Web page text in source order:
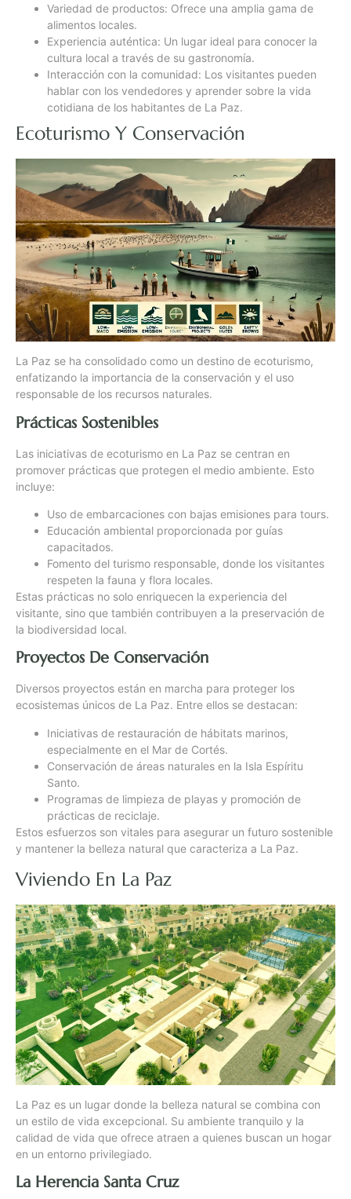
Variedad de productos: Ofrece una amplia gama de
alimentos locales.
Experiencia auténtica: Un lugar ideal para conocer la
cultura local a través de su gastronomía.
Interacción con la comunidad: Los visitantes pueden
hablar con los vendedores y aprender sobre la vida
cotidiana de los habitantes de La Paz.
Ecoturismo Y Conservación
La Paz se ha consolidado como un destino de ecoturismo,
enfatizando la importancia de la conservación y el uso
responsable de los recursos naturales.
Prácticas Sostenibles
Las iniciativas de ecoturismo en La Paz se centran en
promover prácticas que protegen el medio ambiente. Esto
incluye:
Uso de embarcaciones con bajas emisiones para tours.
Educación ambiental proporcionada por guías
capacitados.
Fomento del turismo responsable, donde los visitantes
respeten la fauna y flora locales.
Estas prácticas no solo enriquecen la experiencia del
visitante, sino que también contribuyen a la preservación de
la biodiversidad local.
Proyectos De Conservación
Diversos proyectos están en marcha para proteger los
ecosistemas únicos de La Paz. Entre ellos se destacan:
Iniciativas de restauración de hábitats marinos,
especialmente en el Mar de Cortés.
Conservación de áreas naturales en la Isla Espíritu
Santo.
Programas de limpieza de playas y promoción de
prácticas de reciclaje.
Estos esfuerzos son vitales para asegurar un futuro sostenible
y mantener la belleza natural que caracteriza a La Paz.
Viviendo En La Paz
La Paz es un lugar donde la belleza natural se combina con
un estilo de vida excepcional. Su ambiente tranquilo y la
calidad de vida que ofrece atraen a quienes buscan un hogar
en un entorno privilegiado.
La Herencia Santa Cruz